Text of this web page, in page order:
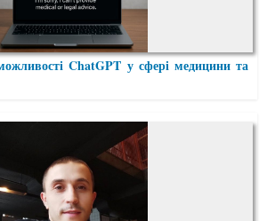
ChatGPT у сфері медицини та